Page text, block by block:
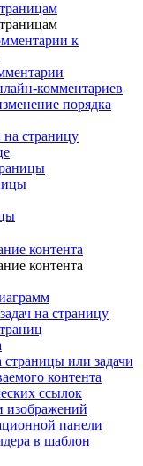
к
комментариев
порядка
страницу
контента
контента
на страницу
страницы или задачи
контента
ссылок
изображений
панели
в шаблон